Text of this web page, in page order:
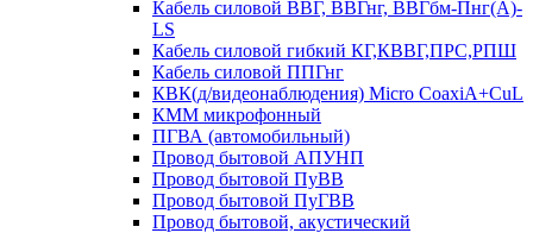
Кабель силовой ВВГ, ВВГнг, ВВГбм-Пнг(А)-
LS
Кабель силовой гибкий КГ,КВВГ,ПРС,РПШ
Кабель силовой ППГнг
КВК(д/видеонаблюдения) Micro CoaxiA+CuL
КММ микрофонный
ПГВА (автомобильный)
Провод бытовой АПУНП
Провод бытовой ПуВВ
Провод бытовой ПуГВВ
Провод бытовой, акустический